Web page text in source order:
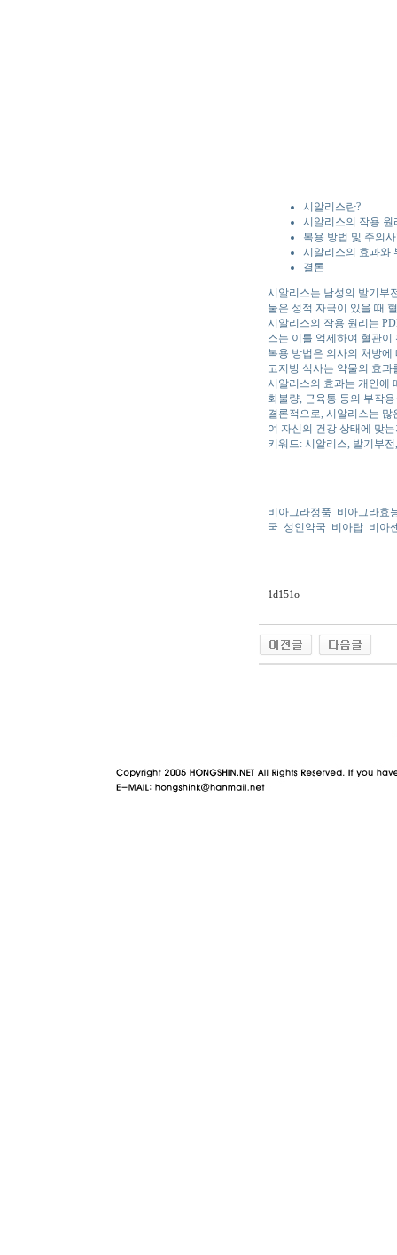
시알리스란?
시알리스의 작용 원
복용 방법 및 주의
시알리스의 효과와
결론
시알리스는 남성의 발기부
물은 성적 자극이 있을 때
시알리스의 작용 원리는
스는 이를 억제하여 혈관
복용 방법은 의사의 처방
고지방 식사는 약물의 효
시알리스의 효과는 개인에
화불량, 근육통 등의 부작
결론적으로, 시알리스는
여 자신의 건강 상태에 맞
키워드: 시알리스, 발기부
비아그라정품 비아그라효
국 성인약국 비아탑 비아
1d151o